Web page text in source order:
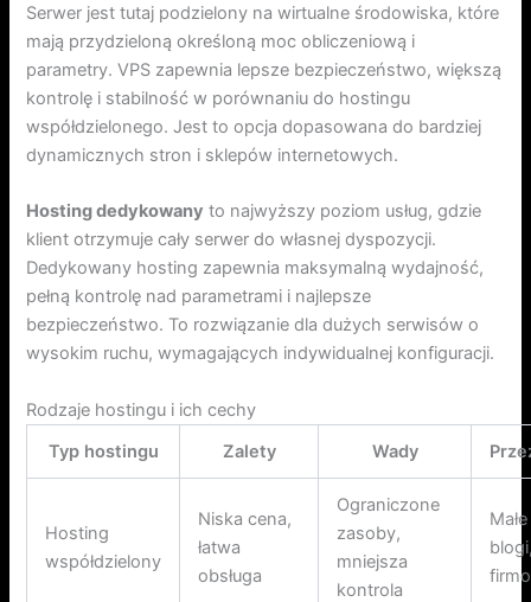
Serwer jest tutaj podzielony na wirtualne środowiska, które
mają przydzieloną określoną moc obliczeniową i
parametry. VPS zapewnia lepsze bezpieczeństwo, większą
kontrolę i stabilność w porównaniu do hostingu
współdzielonego. Jest to opcja dopasowana do bardziej
dynamicznych stron i sklepów internetowych.
Hosting dedykowany to najwyższy poziom usług, gdzie
klient otrzymuje cały serwer do własnej dyspozycji.
Dedykowany hosting zapewnia maksymalną wydajność,
pełną kontrolę nad parametrami i najlepsze
bezpieczeństwo. To rozwiązanie dla dużych serwisów o
wysokim ruchu, wymagających indywidualnej konfiguracji.
Rodzaje hostingu i ich cechy
Typ hostingu
Zalety Wady
Hosting
współdzielony
Niska cena,
łatwa
obsługa
Ograniczone
zasoby,
mniejsza
kontrola